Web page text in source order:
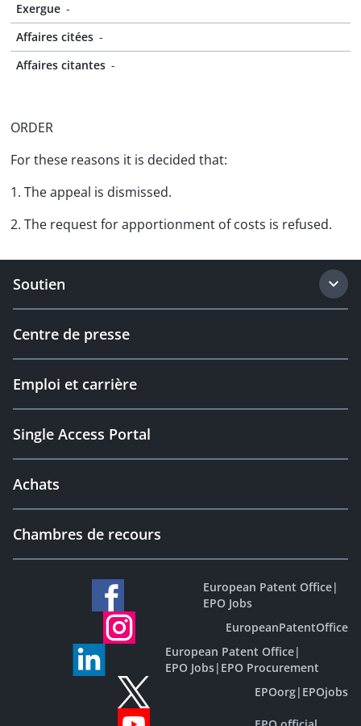
Exergue -
Affaires citées -
Affaires citantes -
ORDER
For these reasons it is decided that:
1. The appeal is dismissed.
2. The request for apportionment of costs is refused.
Soutien
Centre de presse
Emploi et carrière
Single Access Portal
Achats
Chambres de recours
European Patent Office|
EPO Jobs
EuropeanPatentOffice
European Patent Office|
EPO Jobs| EPO Procurement
EPOorg| EPOjobs